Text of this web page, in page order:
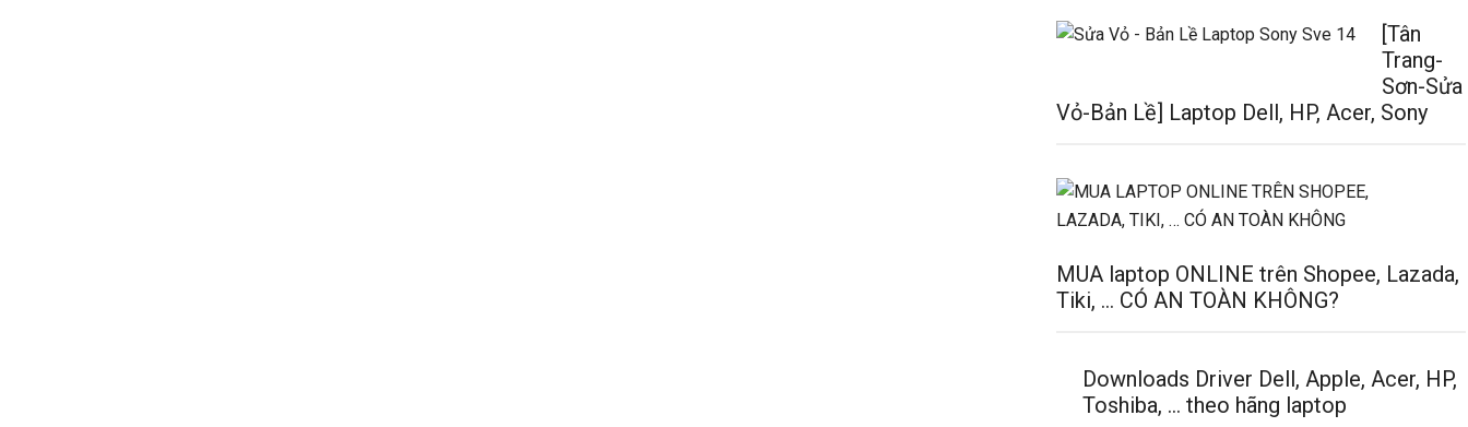
[Tân
Trang-
Sơn-Sửa
Vỏ-Bản Lề] Laptop Dell, HP, Acer, Sony
MUA laptop ONLINE trên Shopee, Lazada,
Tiki, … CÓ AN TOÀN KHÔNG?
Downloads Driver Dell, Apple, Acer, HP,
Toshiba, … theo hãng laptop